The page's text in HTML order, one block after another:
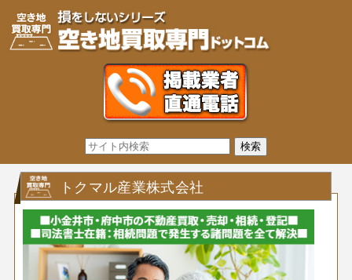
トクマル産業株式会社